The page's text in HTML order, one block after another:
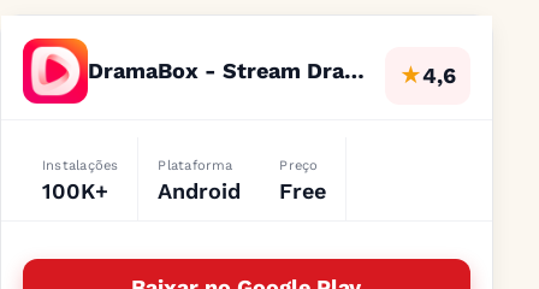
DramaBox - Stream Drama Shorts ★4,6
Instalações
100K+
Plataforma
Android
Preço
Free